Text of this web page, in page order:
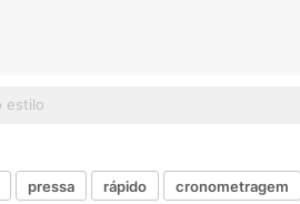
pressa rápido cronometragem